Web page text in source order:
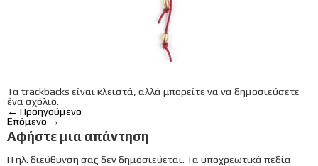
Τα trackbacks είναι κλειστά, αλλά μπορείτε να να δημοσιεύσετε
ένα σχόλιο.
← Προηγούμενο
Επόμενο →
Αφήστε μια απάντηση
Η ηλ. διεύθυνση σας δεν δημοσιεύεται. Τα υποχρεωτικά πεδία